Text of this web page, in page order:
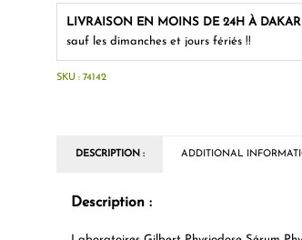
LIVRAISON EN MOINS DE 24H À DAKAR
sauf les dimanches et jours fériés !!
SKU : 74142
DESCRIPTION : ADDITIONAL
Description :